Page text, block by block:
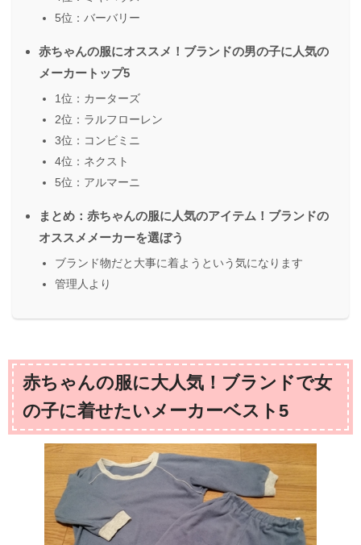
5位：バーバリー
赤ちゃんの服にオススメ！ブランドの男の子に人気の
メーカートップ5
1位：カーターズ
2位：ラルフローレン
3位：コンビミニ
4位：ネクスト
5位：アルマーニ
まとめ：赤ちゃんの服に人気のアイテム！ブランドの
オススメメーカーを選ぼう
ブランド物だと大事に着ようという気になります
管理人より
赤ちゃんの服に大人気！ブランドで女
の子に着せたいメーカーベスト5